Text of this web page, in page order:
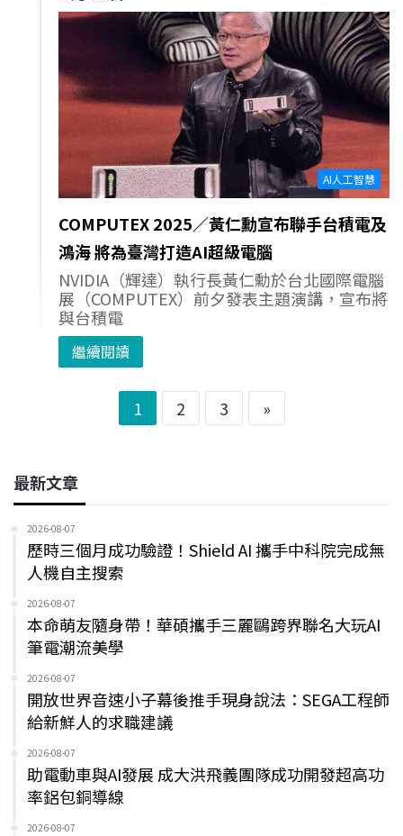
AI人工智慧
COMPUTEX 2025／黃仁勳宣布聯手台積電及
鴻海 將為臺灣打造AI超級電腦
NVIDIA（輝達）執行長黃仁勳於台北國際電腦
展（COMPUTEX）前夕發表主題演講，宣布將
與台積電
繼續閱讀
1 2 3 »
最新文章
2026-08-07
歷時三個月成功驗證！Shield AI 攜手中科院完成無
人機自主搜索
2026-08-07
本命萌友隨身帶！華碩攜手三麗鷗跨界聯名大玩AI
筆電潮流美學
2026-08-07
開放世界音速小子幕後推手現身說法：SEGA工程師
給新鮮人的求職建議
2026-08-07
助電動車與AI發展 成大洪飛義團隊成功開發超高功
率鋁包銅導線
2026-08-07